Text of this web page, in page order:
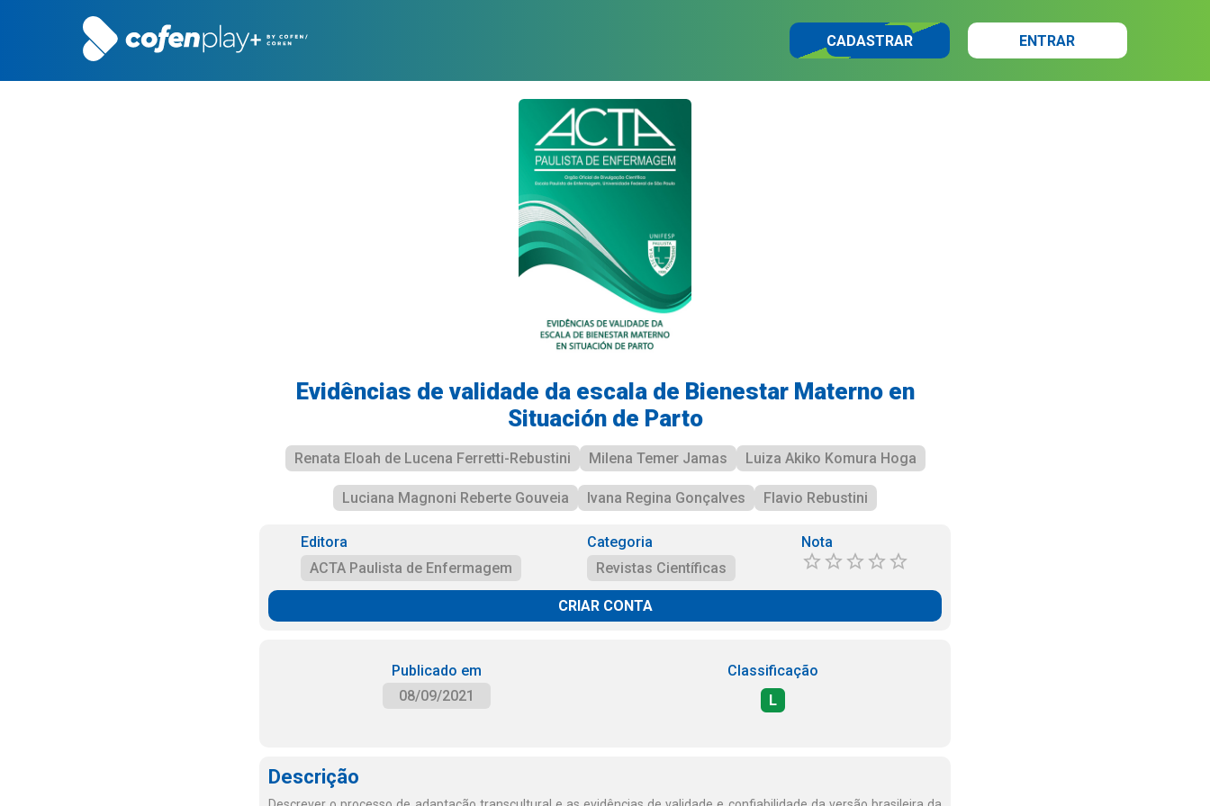
CADASTRAR ENTRAR
Evidências de validade da escala de Bienestar Materno en
Situación de Parto
Renata Eloah de Lucena Ferretti-Rebustini Milena Temer Jamas Luiza Akiko Komura Hoga
Luciana Magnoni Reberte Gouveia Ivana Regina Gonçalves Flavio Rebustini
Editora
ACTA Paulista de Enfermagem
Categoria
Revistas Científicas
Nota
CRIAR CONTA
Publicado em
08/09/2021
Classificação
L
Descrição